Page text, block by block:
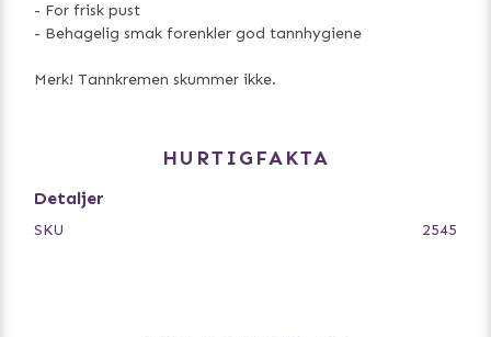
- For frisk pust
- Behagelig smak forenkler god tannhygiene
Merk! Tannkremen skummer ikke.
HURTIGFAKTA
Detaljer
SKU 2545